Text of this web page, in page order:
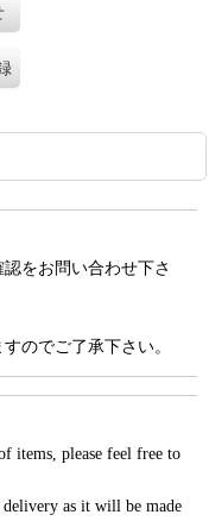
をお問い合わせ下さ
のでご了承下さい。
items, please feel free to
as it will be made